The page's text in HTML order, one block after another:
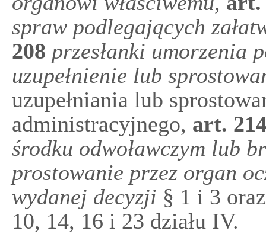
spraw podlegających
208 przesłanki umorzenia
uzupełnienie lub
uzupełniania lub
administracyjnego, art.
środku odwoławczym lub
prostowanie przez organ
wydanej decyzji § 1 i 3
10, 14, 16 i 23 działu IV.